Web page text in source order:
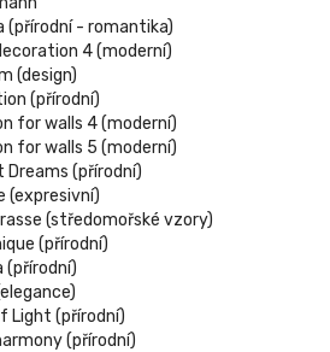
(přírodní - romantika)
4 (moderní)
(design)
(přírodní)
for walls 4 (moderní)
for walls 5 (moderní)
Dreams (přírodní)
(expresivní)
(středomořské vzory)
(přírodní)
(přírodní)
Light (přírodní)
(přírodní)